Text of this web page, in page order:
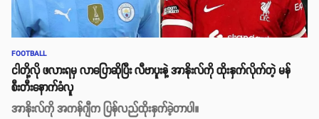
FOOTBALL
ငါတို့လို ဖလားရမှ လာပြောဆိုပြီး လီဗာပူးနဲ့ အာနိုးလ်ကို ထိုးနှက်လိုက်တဲ့ မန်
စီးတီးနောက်ခံလူ
အာနိုးလ်ကို အကန်ဂျီက ပြန်လည်ထိုးနှက်ခဲ့တာပါ။